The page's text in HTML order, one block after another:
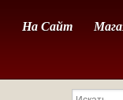
На Сайт